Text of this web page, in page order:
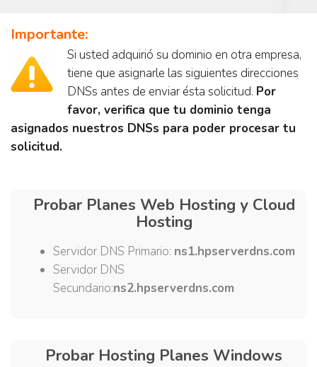
Importante:
Si usted adquirió su dominio en otra empresa,
tiene que asignarle las siguientes direcciones
DNSs antes de enviar ésta solicitud. Por
favor, verifica que tu dominio tenga
asignados nuestros DNSs para poder procesar tu
solicitud.
Probar Planes Web Hosting y Cloud
Hosting
Servidor DNS Primario: ns1.hpserverdns.com
Servidor DNS
Secundario:ns2.hpserverdns.com
Probar Hosting Planes Windows